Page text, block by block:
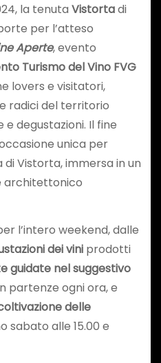
la tenuta Vistortadi
per l’atteso
Aperte, evento
Turismo del Vino FVG
lovers e visitatori,
radici del territorio
degustazioni. Il fine
unica per
di Vistorta, immersa in un
architettonico
l’intero weekend, dalle
dei viniprodotti
guidate nel suggestivo
partenze ogni ora, e
delle
sabato alle 15.00 e